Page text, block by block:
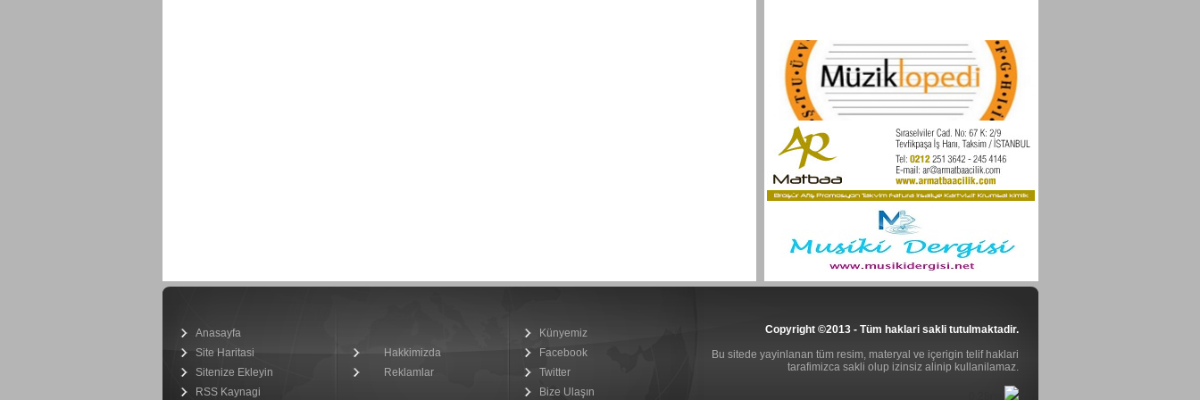
Anasayfa
Site Haritasi
Sitenize Ekleyin
RSS Kaynagi
Hakkimizda
Reklamlar
Künyemiz
Facebook
Twitter
Bize Ulaşın
Copyright ©2013 - Tüm haklari sakli tutulmaktadir.
Bu sitede yayinlanan tüm resim, materyal ve içerigin telif haklari
tarafimizca sakli olup izinsiz alinip kullanilamaz.